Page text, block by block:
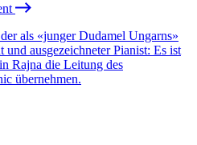
als «junger Dudamel Ungarns»
ausgezeichneter Pianist: Es ist
Rajna die Leitung des
übernehmen.